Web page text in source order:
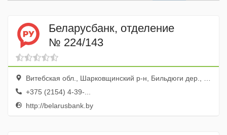
Беларусбанк, отделение
№ 224/143
Витебская обл., Шарковщинский р-н, Бильдюги дер., ул. Мира, 22
+375 (2154) 4-39-...
http://belarusbank.by